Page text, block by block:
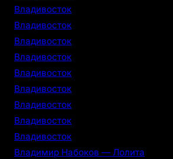
Владивосток
Владивосток
Владивосток
Владивосток
Владивосток
Владивосток
Владивосток
Владивосток
Владивосток
Владимир Набоков — Лолита